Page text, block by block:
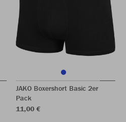
JAKO Boxershort Basic 2er
Pack
11,00 €